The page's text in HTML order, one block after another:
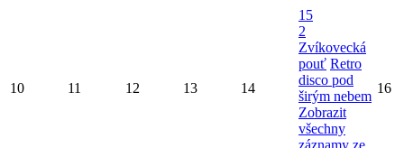
10 11 12 13 14
15
2
Zvíkovecká
pouť Retro
disco pod
širým nebem
Zobrazit
všechny
záznamy ze
16